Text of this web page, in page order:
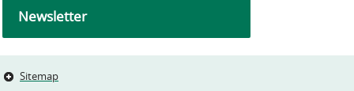
Newsletter
Sitemap